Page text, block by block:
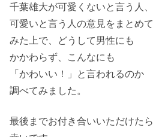
千葉雄大が可愛くないと言う人、
可愛いと言う人の意見をまとめて
みた上で、どうして男性にも
かかわらず、こんなにも
「かわいい！」と言われるのか
調べてみました。
最後までお付き合いいただけたら